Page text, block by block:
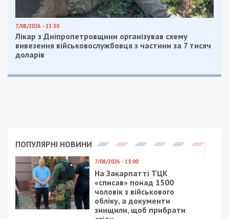
Під час обшуків у фігурантів вилучили
комп’ютерну техніку, мобільні телефони, сім-
картки, чорнові записи, службову документацію,
печатки, а також готівкові кошти на загальну
суму близько 2,5 тисячі доларів США.
Слідчі вже повідомили посадовцям львівського
Санкція цієї статті передбачає покарання у
вигляді позбавлення волі на строк до шести
років, з позбавленням права обіймати певні
посади чи займатися певною діяльністю на строк
до трьох років, а також зі штрафом до однієї
тисячі неоподатковуваних мінімумів доходів
громадян.